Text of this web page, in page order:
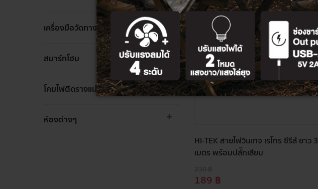
เครื่องมือวัดทางไฟฟ้า ล้าง
สมาร์ทโฮม ล้าง
โคมไฟติดรางแม่เหล็ก ล้าง
ห้องต่างๆ
HI-TEK สายไฟวินเทจ เรโทร ซีรีส์ ยาว 3
เมตร พร้อมปลั๊กเสียบ
189 ฿